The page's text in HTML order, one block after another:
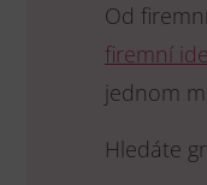
Od
firemní
jednom
Hledáte